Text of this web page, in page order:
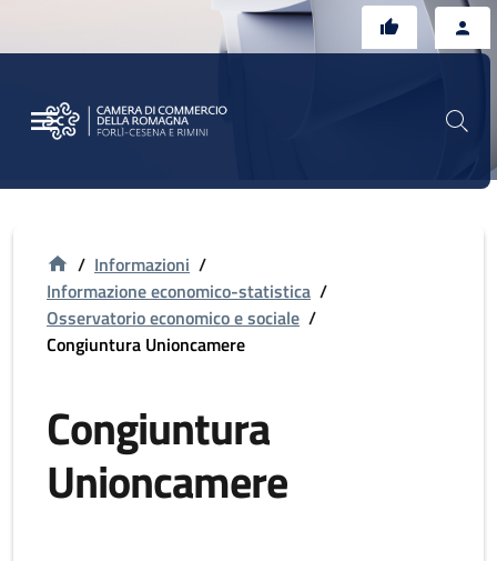
/ Informazioni /
Informazione economico-statistica /
Osservatorio economico e sociale /
Congiuntura Unioncamere
Congiuntura
Unioncamere